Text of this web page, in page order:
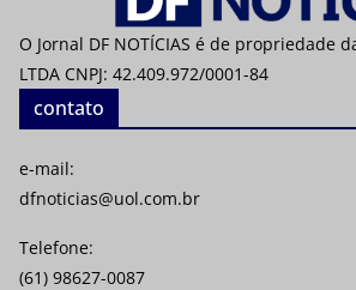
O Jornal DF NOTÍCIAS é de propriedade
LTDA CNPJ: 42.409.972/0001-84
contato
e-mail:
dfnoticias@uol.com.br
Telefone:
(61) 98627-0087